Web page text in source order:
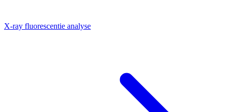
X-ray fluorescentie analyse